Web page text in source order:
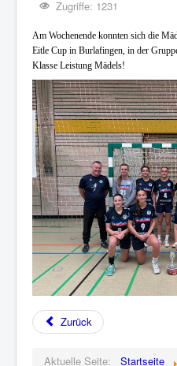
Zugriffe: 1231
Am Wochenende konnten sich die
Eitle Cup in Burlafingen, in der
Klasse Leistung Mädels!
Zurück
Aktuelle Seite: Startseite